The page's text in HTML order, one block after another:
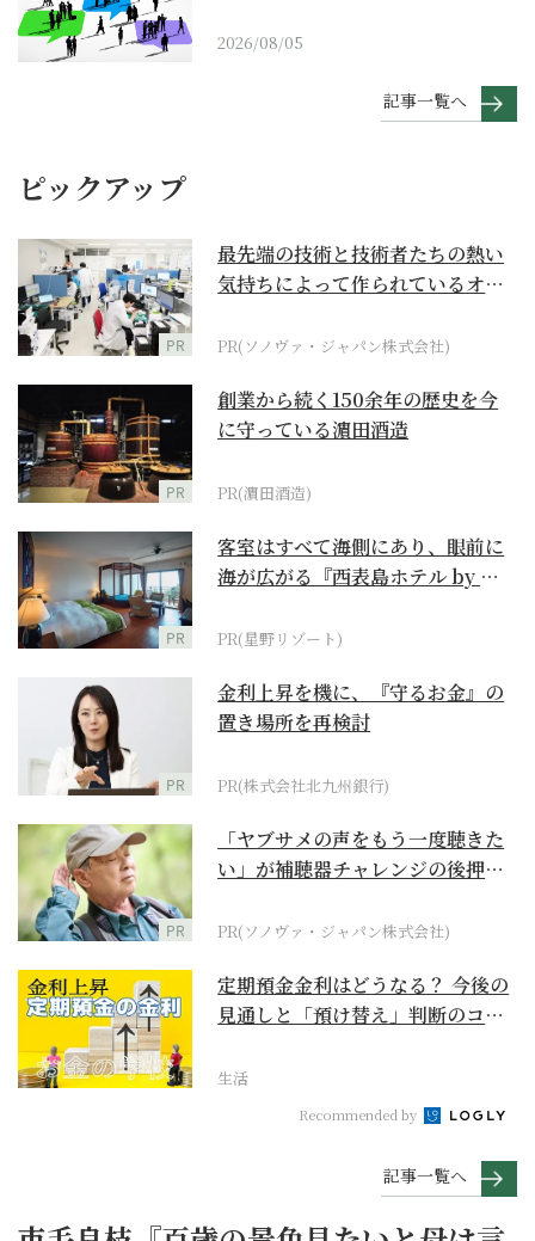
2026/08/05
記事一覧へ
ピックアップ
PR
最先端の技術と技術者たちの熱い
気持ちによって作られているオー
PR(ソノヴァ・ジャパン株式会社)
PR
創業から続く150余年の歴史を今
に守っている濵田酒造
PR(濵田酒造)
PR
客室はすべて海側にあり、眼前に
海が広がる『西表島ホテル by 星
PR(星野リゾート)
PR
金利上昇を機に、『守るお金』の
置き場所を再検討
PR(株式会社北九州銀行)
PR
「ヤブサメの声をもう一度聴きた
い」が補聴器チャレンジの後押し
PR(ソノヴァ・ジャパン株式会社)
定期預金金利はどうなる？ 今後の
見通しと「預け替え」判断のコツ
生活
Recommended by
記事一覧へ